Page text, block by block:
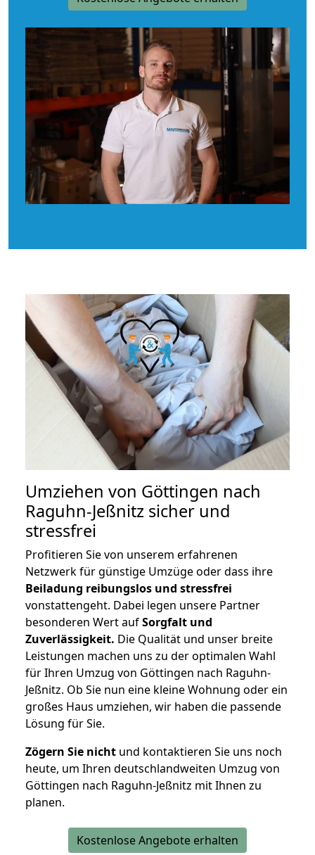
Umziehen von Göttingen nach
Raguhn-Jeßnitz sicher und
stressfrei
Profitieren Sie von unserem erfahrenen
Netzwerk für günstige Umzüge oder dass ihre
Beiladung reibungslos und stressfrei
vonstattengeht. Dabei legen unsere Partner
besonderen Wert aufSorgfalt und
Zuverlässigkeit. Die Qualität und unser breite
Leistungen machen uns zu der optimalen Wahl
für Ihren Umzug von Göttingen nach Raguhn-
Jeßnitz. Ob Sie nun eine kleine Wohnung oder ein
großes Haus umziehen, wir haben die passende
Lösung für Sie.
Zögern Sie nicht und kontaktieren Sie uns noch
heute, um Ihren deutschlandweiten Umzug von
Göttingen nach Raguhn-Jeßnitz mit Ihnen zu
planen.
Kostenlose Angebote erhalten